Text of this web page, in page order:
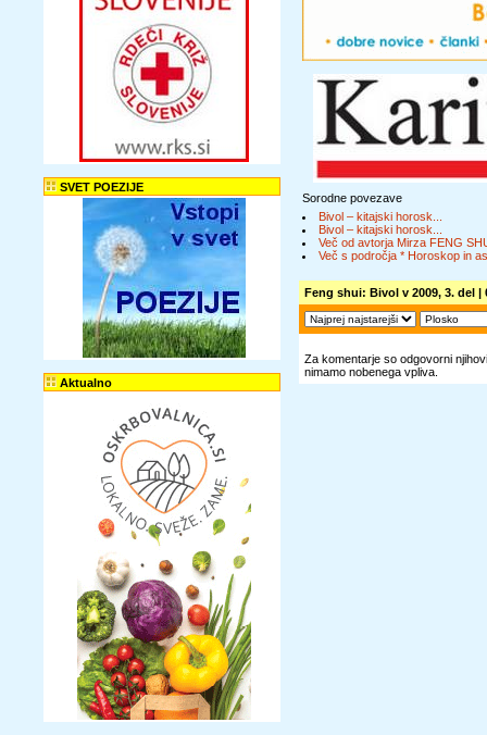
SVET POEZIJE
Aktualno
Sorodne povezave
Bivol – kitajski horosk...
Bivol – kitajski horosk...
Več od avtorja Mirza FENG
Več s področja * Horoskop in
Feng shui: Bivol v 2009, 3. del |
Za komentarje so odgovorni
nimamo nobenega vpliva.